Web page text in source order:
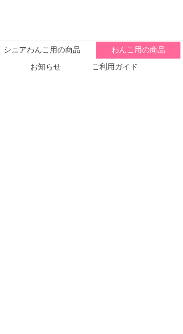
シニアわんこ用の商品 わんこ用の商品
お知らせ ご利用ガイド